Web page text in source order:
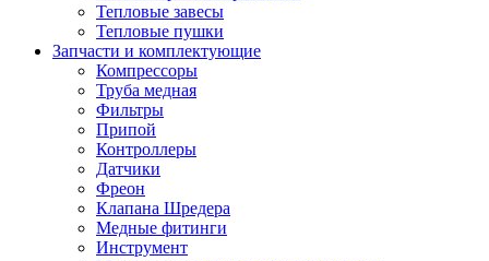
Тепловые завесы
Тепловые пушки
Запчасти и комплектующие
Компрессоры
Труба медная
Фильтры
Припой
Контроллеры
Датчики
Фреон
Клапана Шредера
Медные фитинги
Инструмент